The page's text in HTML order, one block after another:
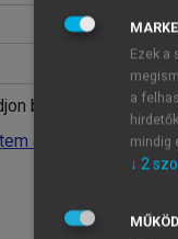
belépve
a jelszavamat
Ezek a
a
mindig
↓ 2